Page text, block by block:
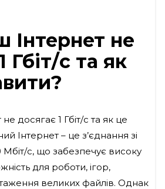
Інтернет не
Гбіт/с та як
досягає 1 Гбіт/с та як це
Інтернет – це з’єднання зі
с, що забезпечує високу
для роботи, ігор,
великих файлів. Однак